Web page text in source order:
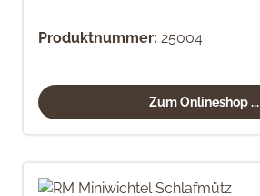
Produktnummer: 25004
Zum Onlineshop ...